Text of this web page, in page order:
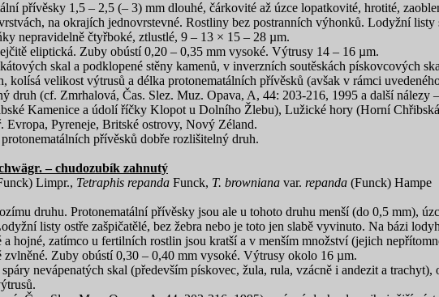
přívěsky 1,5 – 2,5 (– 3) mm dlouhé, čárkovité až úzce lopatkovité, hrotité,
na okrajích jednovrstevné. Rostliny bez postranních výhonků. Lodyžní
nepravidelně čtyřboké, ztlustlé, 9 – 13 × 15 – 28 µm.
eliptická. Zuby obústí 0,20 – 0,35 mm vysoké. Výtrusy 14 – 16 µm.
skal a podklopené stěny kamenů, v inverzních soutěskách pískovcových
kolísá velikost výtrusů a délka protonematálních přívěsků (avšak v rámci
druh (cf. Zmrhalová, Čas. Slez. Muz. Opava, A, 44: 203-216, 1995 a další
Kamenice a údolí říčky Klopot u Dolního Žlebu), Lužické hory (Horní
Evropa, Pyreneje, Britské ostrovy, Nový Zéland.
přívěsků dobře rozlišitelný druh.
– chudozubík zahnutý
Limpr., Tetraphis repanda Funck, T. browniana var. repanda (Funck) Hampe
druhu. Protonematální přívěsky jsou ale u tohoto druhu menší (do 0,5 mm),
listy ostře zašpičatělé, bez žebra nebo je toto jen slabě vyvinuto. Na bázi
a hojné, zatímco u fertilních rostlin jsou kratší a v menším množství (jejich
Zuby obústí 0,30 – 0,40 mm vysoké. Výtrusy okolo 16 µm.
nevápenatých skal (především pískovec, žula, rula, vzácně i andezit a trachyt),